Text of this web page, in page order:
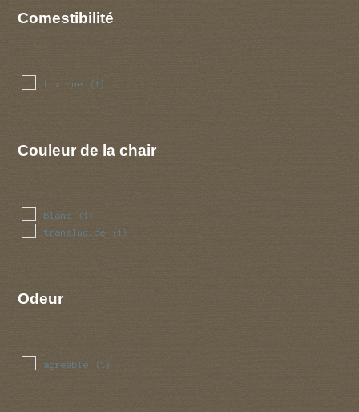
Comestibilité
toxique (1)
Couleur de la chair
blanc (1)
translucide (1)
Odeur
agreable (1)